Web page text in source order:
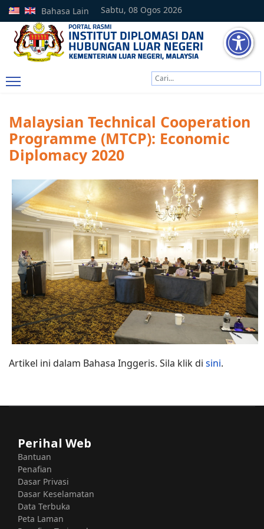
Sabtu, 08 Ogos 2026
Bahasa Lain
Malaysian Technical Cooperation
Programme (MTCP): Economic
Diplomacy 2020
Artikel ini dalam Bahasa Inggeris. Sila klik di sini.
Perihal Web
Bantuan
Penafian
Dasar Privasi
Dasar Keselamatan
Data Terbuka
Peta Laman